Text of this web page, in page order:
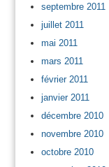
septembre 2011
juillet 2011
mai 2011
mars 2011
février 2011
janvier 2011
décembre 2010
novembre 2010
octobre 2010